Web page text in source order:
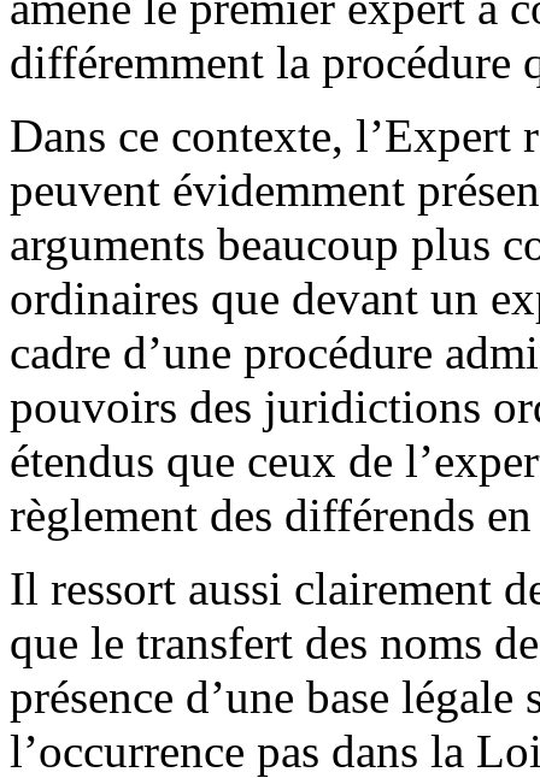
différemment la procédure
Dans ce contexte, l’Expert
peuvent évidemment
arguments beaucoup plus
ordinaires que devant un
cadre d’une procédure
pouvoirs des juridictions
étendus que ceux de
règlement des différends
Il ressort aussi clairement
que le transfert des noms
présence d’une base
l’occurrence pas dans la